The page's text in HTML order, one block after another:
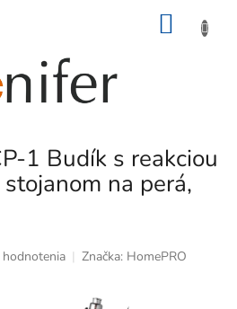
1 Budík s reakciou
na perá,
Značka: HomePRO